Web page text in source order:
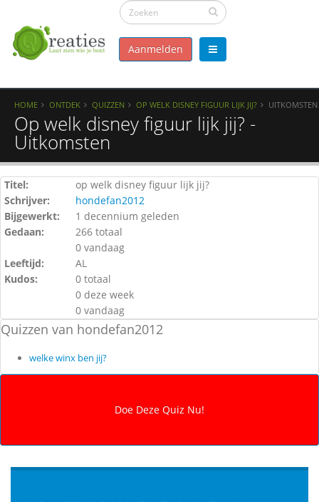
Aanmelden
HOME ONTDEK QUIZZEN OP WELK DISNEY FIGUUR LIJK JIJ? UITKOMSTEN
Op welk disney figuur lijk jij? -
Uitkomsten
Titel:
op welk disney figuur lijk jij?
Schrijver:
hondefan2012
Bijgewerkt:
1 decennium geleden
Gedaan:
266 totaal
0 vandaag
Leeftijd:
AL
Kudos:
0 totaal
0 deze week
0 vandaag
Quizzen van hondefan2012
welke winx ben jij?